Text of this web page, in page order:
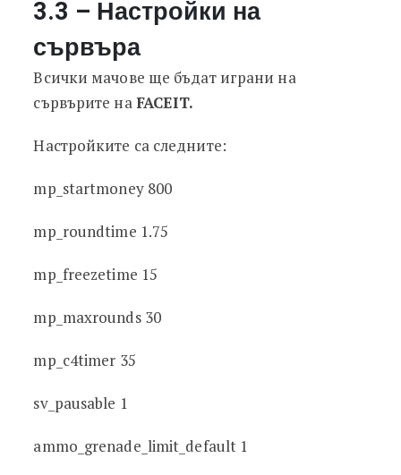
3.3 – Настройки на
сървъра
Всички мачове ще бъдат играни на
сървърите наFACEIT.
Настройките са следните:
mp_startmoney 800
mp_roundtime 1.75
mp_freezetime 15
mp_maxrounds 30
mp_c4timer 35
sv_pausable 1
ammo_grenade_limit_default 1